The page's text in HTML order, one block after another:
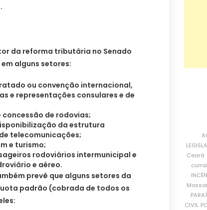
da reforma tributária no Senado
alguns setores:
ou convenção internacional,
e representações consulares e de
concessão de rodovias;
da estrutura
telecomunicações;
e turismo;
rodoviários intermunicipal e
e aéreo.
prevê que alguns setores da
padrão (cobrada de todos os
Ceará
CIVIL